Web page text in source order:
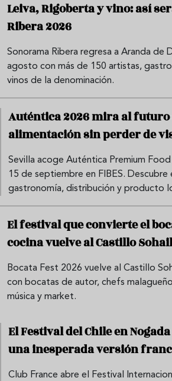
Leiva, Rigoberta y vino: así
Ribera 2026
Sonorama Ribera regresa a Aranda de
agosto con más de 150 artistas,
vinos de la denominación.
Auténtica 2026 mira al futuro
alimentación sin perder de
Sevilla acoge Auténtica Premium
15 de septiembre en FIBES.
gastronomía, distribución y producto
El festival que convierte el
cocina vuelve al Castillo Sohail
Bocata Fest 2026 vuelve al Castillo
con bocatas de autor, chefs
música y market.
El Festival del Chile en
una inesperada versión
Club France abre el Festival